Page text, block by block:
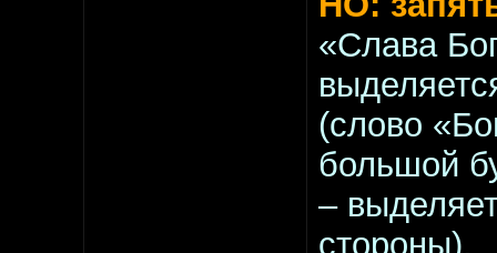
«Слава
(слово
большой
–
стороны).